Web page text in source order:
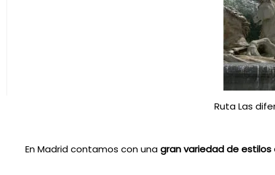
Ruta Las
En Madrid contamos con unagran variedad de